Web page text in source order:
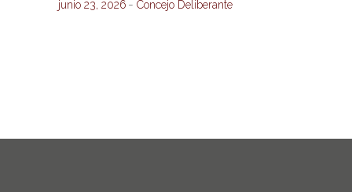
junio 23, 2026 Concejo Deliberante